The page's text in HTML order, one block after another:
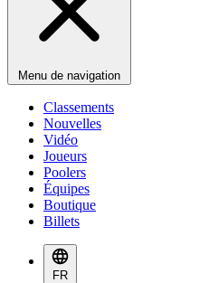
Menu de navigation
Classements
Nouvelles
Vidéo
Joueurs
Poolers
Équipes
Boutique
Billets
FR